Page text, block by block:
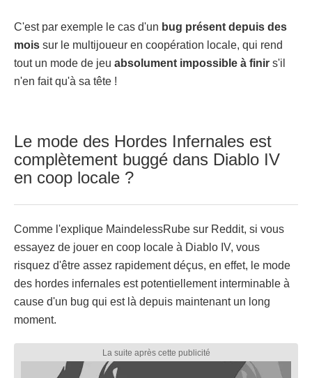
C'est par exemple le cas d'un bug présent depuis des
mois sur le multijoueur en coopération locale, qui rend
tout un mode de jeu absolument impossible à finir s'il
n'en fait qu'à sa tête !
Le mode des Hordes Infernales est
complètement buggé dans Diablo IV
en coop locale ?
Comme l'explique MaindelessRube sur Reddit, si vous
essayez de jouer en coop locale à Diablo IV, vous
risquez d'être assez rapidement déçus, en effet, le mode
des hordes infernales est potentiellement interminable à
cause d'un bug qui est là depuis maintenant un long
moment.